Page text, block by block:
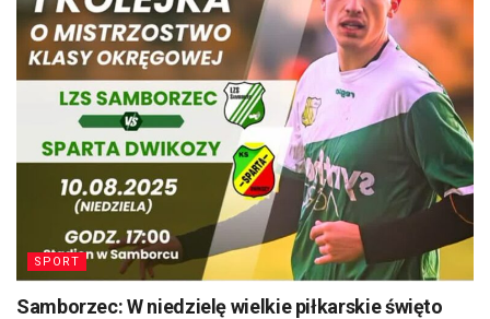
SPORT
Samborzec: W niedzielę wielkie piłkarskie święto